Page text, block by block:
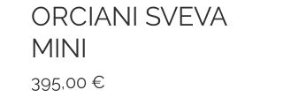
ORCIANI SVEVA
MINI
395,00 €